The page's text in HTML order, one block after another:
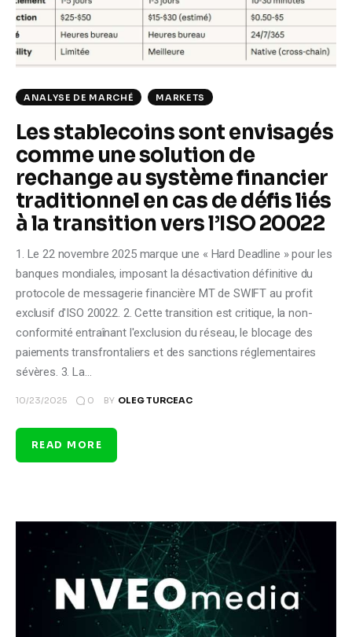
Climate
Markets
Tech
Reports
Shop
ANALYSE DE MARCHÉ MARKETS
Les stablecoins sont envisagés
comme une solution de
rechange au système financier
traditionnel en cas de défis liés
à la transition vers l’ISO 20022
1. Le 22 novembre 2025 marque une « Hard Deadline » pour les
banques mondiales, imposant la désactivation définitive du
protocole de messagerie financière MT de SWIFT au profit
exclusif d'ISO 20022. 2. Cette transition est critique, la non-
conformité entraînant l'exclusion du réseau, le blocage des
paiements transfrontaliers et des sanctions réglementaires
sévères. 3. La…
10/23/2025 0 BY OLEG TURCEAC
READ MORE